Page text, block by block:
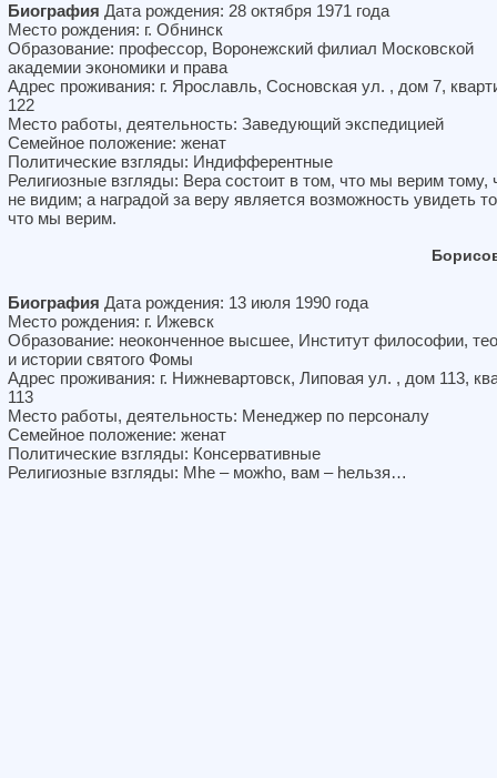
Биография Дата рождения: 28 октября 1971 года
Место рождения: г. Обнинск
Образование: профессор, Воронежский филиал Московской
академии экономики и права
Адрес проживания: г. Ярославль, Сосновская ул. , дом 7,
122
Место работы, деятельность: Заведующий экспедицией
Семейное положение: женат
Политические взгляды: Индифферентные
Религиозные взгляды: Вера состоит в том, что мы верим тому,
не видим; а наградой за веру является возможность увидеть
что мы верим.
Биография Дата рождения: 13 июля 1990 года
Место рождения: г. Ижевск
Образование: неоконченное высшее, Институт философии,
и истории святого Фомы
Адрес проживания: г. Нижневартовск, Липовая ул. , дом 113,
113
Место работы, деятельность: Менеджер по персоналу
Семейное положение: женат
Политические взгляды: Консервативные
Религиозные взгляды: Мhе – можhо, вам – hельзя…